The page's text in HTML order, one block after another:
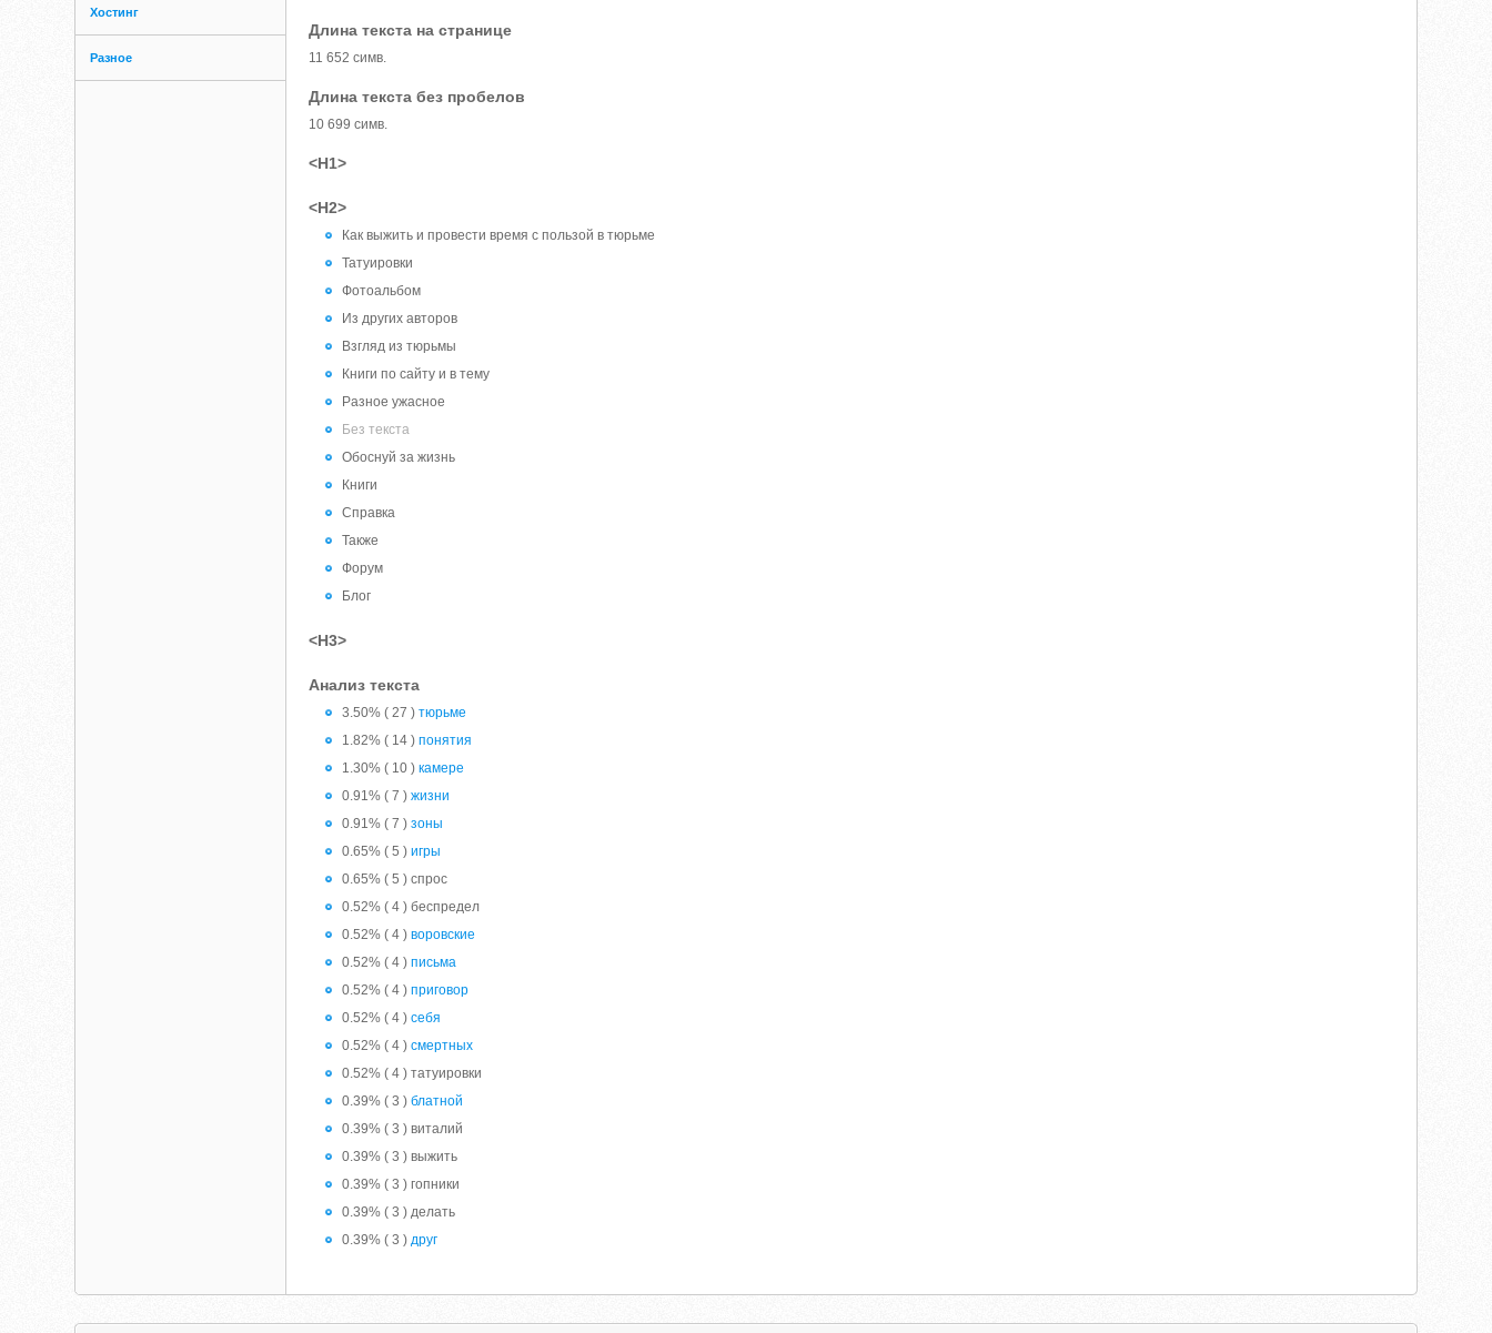
Хостинг
Разное
Длина текста на странице
11 652 симв.
Длина текста без пробелов
10 699 симв.
<H1>
<H2>
Как выжить и провести время с пользой в тюрьме
Татуировки
Фотоальбом
Из других авторов
Взгляд из тюрьмы
Книги по сайту и в тему
Разное ужасное
Без текста
Обоснуй за жизнь
Книги
Справка
Также
Форум
Блог
<H3>
Анализ текста
3.50% ( 27 )тюрьме
1.82% ( 14 )понятия
1.30% ( 10 )камере
0.91% ( 7 )жизни
0.91% ( 7 )зоны
0.65% ( 5 )игры
0.65% ( 5 ) спрос
0.52% ( 4 ) беспредел
0.52% ( 4 )воровские
0.52% ( 4 )письма
0.52% ( 4 )приговор
0.52% ( 4 )себя
0.52% ( 4 )смертных
0.52% ( 4 ) татуировки
0.39% ( 3 )блатной
0.39% ( 3 ) виталий
0.39% ( 3 ) выжить
0.39% ( 3 ) гопники
0.39% ( 3 ) делать
0.39% ( 3 )друг